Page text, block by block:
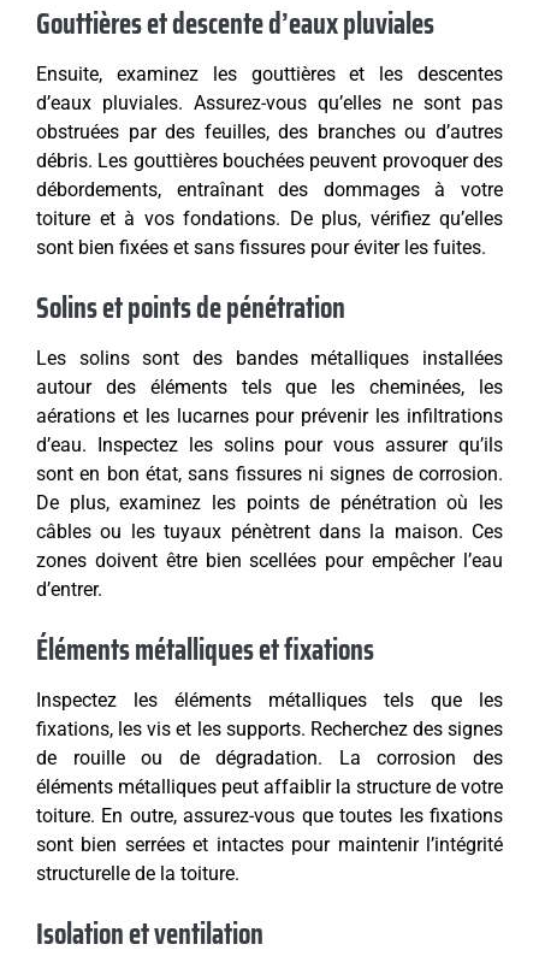
Gouttières et descente d’eaux pluviales
Ensuite, examinez les gouttières et les descentes
d’eaux pluviales. Assurez-vous qu’elles ne sont pas
obstruées par des feuilles, des branches ou d’autres
débris. Les gouttières bouchées peuvent provoquer des
débordements, entraînant des dommages à votre
toiture et à vos fondations. De plus, vérifiez qu’elles
sont bien fixées et sans fissures pour éviter les fuites.
Solins et points de pénétration
Les solins sont des bandes métalliques installées
autour des éléments tels que les cheminées, les
aérations et les lucarnes pour prévenir les infiltrations
d’eau. Inspectez les solins pour vous assurer qu’ils
sont en bon état, sans fissures ni signes de corrosion.
De plus, examinez les points de pénétration où les
câbles ou les tuyaux pénètrent dans la maison. Ces
zones doivent être bien scellées pour empêcher l’eau
d’entrer.
Éléments métalliques et fixations
Inspectez les éléments métalliques tels que les
fixations, les vis et les supports. Recherchez des signes
de rouille ou de dégradation. La corrosion des
éléments métalliques peut affaiblir la structure de votre
toiture. En outre, assurez-vous que toutes les fixations
sont bien serrées et intactes pour maintenir l’intégrité
structurelle de la toiture.
Isolation et ventilation